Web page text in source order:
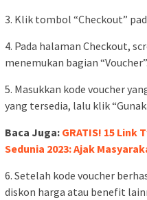
3. Klik tombol “Checkout”
4. Pada halaman Checkout,
menemukan bagian “Voucher”.
5. Masukkan kode voucher
yang tersedia, lalu klik
Baca Juga: GRATIS! 15
Sedunia 2023: Ajak
6. Setelah kode voucher
diskon harga atau benefit